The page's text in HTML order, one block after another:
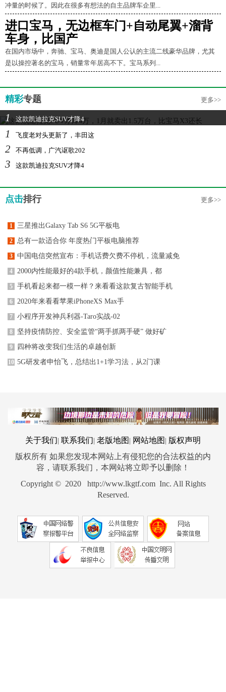
冲量的时候了。因此在很多有想法的自主品牌车企里...
进口宝马，无边框车门+自动尾翼+溜背
车身，比国产
在国内市场中，奔驰、宝马、奥迪是国人公认的主流二线豪华品牌，尤其
是以操控著名的宝马，销量常年居高不下。宝马系列...
精彩专题 更多>>
1 这款凯迪拉克SUV才降4
1 飞度老对头更新了，丰田这
2 不再低调，广汽讴歌202
3 这款凯迪拉克SUV才降4
点击排行 更多>>
1 三星推出Galaxy Tab S6 5G平板电
2 总有一款适合你 年度热门平板电脑推荐
3 中国电信突然宣布：手机话费欠费不停机，流量减免
4 2000内性能最好的4款手机，颜值性能兼具，都
5 手机看起来都一模一样？来看看这款复古智能手机
6 2020年来看看苹果iPhoneXS Max手
7 小程序开发神兵利器-Taro实战-02
8 坚持疫情防控、安全监管“两手抓两手硬” 做好矿
9 四种将改变我们生活的卓越创新
10 5G研发者申怡飞，总结出1+1学习法，从2门课
关于我们 联系我们 老版地图 网站地图
版权声明
版权所有 如果您发现本网站上有侵犯您的合法权益的内
容，请联系我们，本网站将立即予以删除！
Copyright © 2020 http://www.lkgtf.com Inc. All Rights
Reserved.